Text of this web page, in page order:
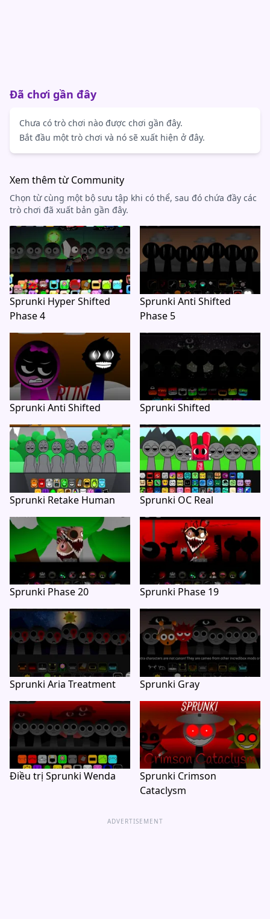
Đã chơi gần đây
Chưa có trò chơi nào được chơi gần đây.
Bắt đầu một trò chơi và nó sẽ xuất hiện ở đây.
Xem thêm từ Community
Chọn từ cùng một bộ sưu tập khi có thể, sau đó chứa đầy các
trò chơi đã xuất bản gần đây.
Sprunki Hyper Shifted
Phase 4
Sprunki Anti Shifted
Phase 5
Sprunki Anti Shifted Sprunki Shifted
Sprunki Retake Human Sprunki OC Real
Sprunki Phase 20 Sprunki Phase 19
Sprunki Aria Treatment Sprunki Gray
Điều trị Sprunki Wenda
Sprunki Crimson
Cataclysm
ADVERTISEMENT